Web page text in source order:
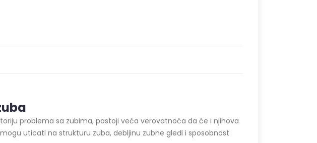
a
problema sa zubima, postoji veća verovatnoća da će i njihova
uticati na strukturu zuba, debljinu zubne gleđi i sposobnost